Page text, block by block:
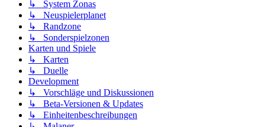
↳ System Zonas
↳ Neuspielerplanet
↳ Randzone
↳ Sonderspielzonen
Karten und Spiele
↳ Karten
↳ Duelle
Development
↳ Vorschläge und Diskussionen
↳ Beta-Versionen & Updates
↳ Einheitenbeschreibungen